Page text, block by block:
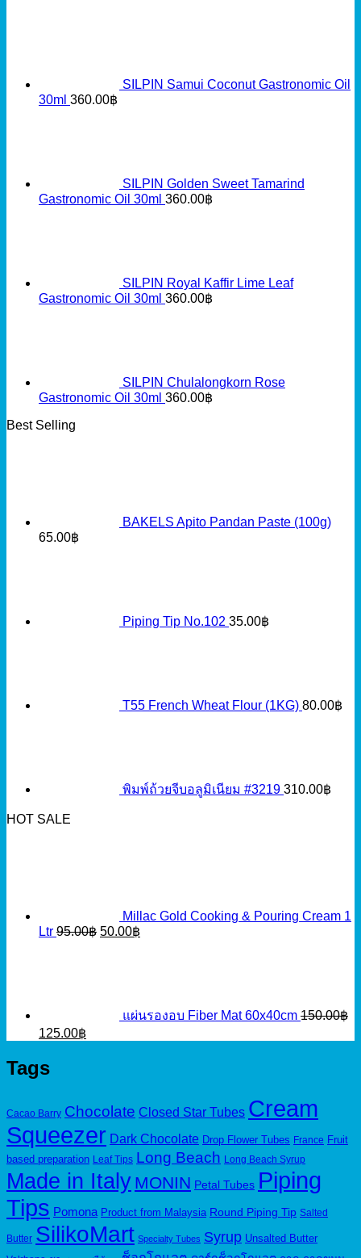
SILPIN Samui Coconut Gastronomic Oil
30ml 360.00฿
SILPIN Golden Sweet Tamarind
Gastronomic Oil 30ml 360.00฿
SILPIN Royal Kaffir Lime Leaf
Gastronomic Oil 30ml 360.00฿
SILPIN Chulalongkorn Rose
Gastronomic Oil 30ml 360.00฿
Best Selling
BAKELS Apito Pandan Paste (100g)
65.00฿
Piping Tip No.102 35.00฿
T55 French Wheat Flour (1KG) 80.00฿
พิมพ์ถ้วยจีบอลูมิเนียม #3219 310.00฿
HOT SALE
Millac Gold Cooking & Pouring Cream 1
Ltr 95.00฿ Original
50.00฿
แผ่นรองอบ Fiber Mat 60x40cm 150.00฿
Original
150.00฿.
125.00฿
Tags
Cacao Barry Chocolate Closed Star Tubes Cream
Squeezer Dark Chocolate Drop Flower Tubes France Fruit
based preparation Leaf Tips Long Beach Long Beach Syrup
Made in Italy MONIN Petal Tubes Piping
Tips Pomona Product from Malaysia Round Piping Tip Salted
Butter SilikoMart Specialty Tubes Syrup Unsalted Butter